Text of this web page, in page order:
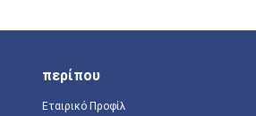
περίπου
Εταιρικό Προφίλ